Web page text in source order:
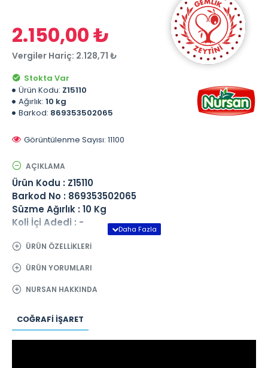
Stokta Var
Ürün Kodu: Z15110
Ağırlık: 10 kg
Barkod: 869353502065
Görüntülenme Sayısı: 11100
2.150,00 ₺
Vergiler Hariç: 2.128,71 ₺
AÇIKLAMA
Ürün Kodu : Z15110
Barkod No : 869353502065
Süzme Ağırlık : 10 Kg
Koli İçi Adedi : -
ÜRÜN ÖZELLIKLERI
ÜRÜN YORUMLARI
NURSAN HAKKINDA
COĞRAFI İŞARET